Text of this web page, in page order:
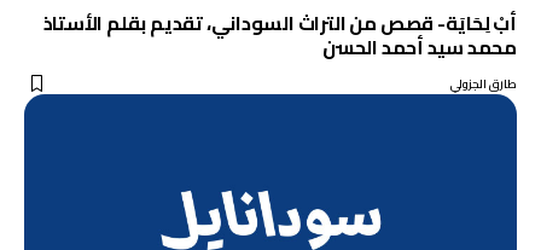
أبْ لِحَايَة- قصص من التراث السوداني، تقديم بقلم الأستاذ
محمد سيد أحمد الحسن
طارق الجزولي